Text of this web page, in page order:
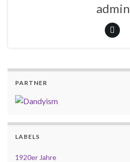
admin
PARTNER
LABELS
1920er Jahre